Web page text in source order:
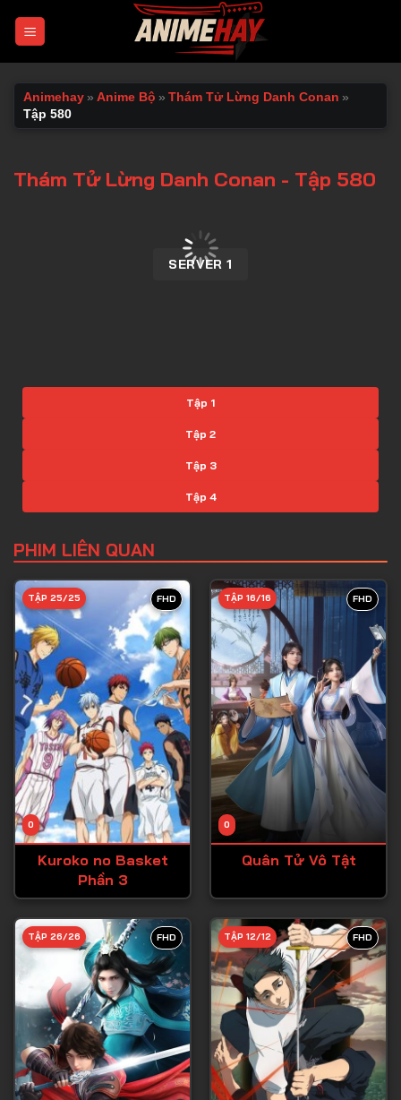
Animehay » Anime Bộ » Thám Tử Lừng Danh Conan »
Tập 580
Thám Tử Lừng Danh Conan - Tập 580
SERVER 1
Tập 1
Tập 2
Tập 3
Tập 4
Tập 6
Tập 7
Tập 8
Tập 9
Tập 10
Tập 11
Tập 12
Tập 13
Tập 14
Tập 15
Tập 17
Tập 18
Tập 19
Tập 20
Tập 21
Tập 22
Tập 23
PHIM LIÊN QUAN
FHD
0
TẬP 25/25
Kuroko no Basket
Phần 3
FHD
0
TẬP 16/16
Quân Tử Vô Tật
FHD
TẬP 26/26 FHD
TẬP 12/12